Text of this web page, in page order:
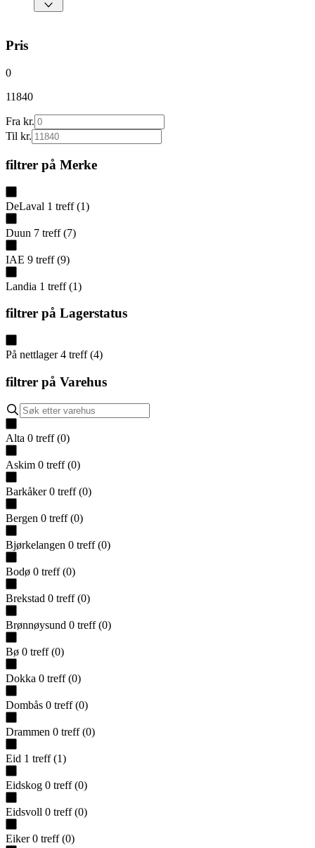
Pris
0
11840
Fra kr.
Til kr.
filtrer på Merke
DeLaval 1 treff (1)
Duun 7 treff (7)
IAE 9 treff (9)
Landia 1 treff (1)
filtrer på Lagerstatus
På nettlager 4 treff (4)
filtrer på Varehus
Alta 0 treff (0)
Askim 0 treff (0)
Barkåker 0 treff (0)
Bergen 0 treff (0)
Bjørkelangen 0 treff (0)
Bodø 0 treff (0)
Brekstad 0 treff (0)
Brønnøysund 0 treff (0)
Bø 0 treff (0)
Dokka 0 treff (0)
Dombås 0 treff (0)
Drammen 0 treff (0)
Eid 1 treff (1)
Eidskog 0 treff (0)
Eidsvoll 0 treff (0)
Eiker 0 treff (0)